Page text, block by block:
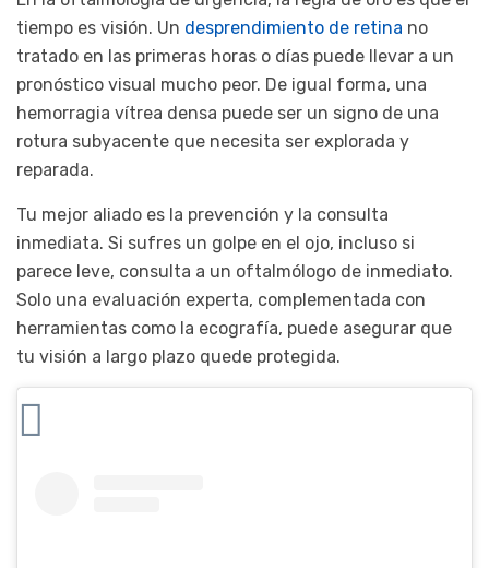
tiempo es visión. Un desprendimiento de retina no
tratado en las primeras horas o días puede llevar a un
pronóstico visual mucho peor. De igual forma, una
hemorragia vítrea densa puede ser un signo de una
rotura subyacente que necesita ser explorada y
reparada.
Tu mejor aliado es la prevención y la consulta
inmediata. Si sufres un golpe en el ojo, incluso si
parece leve, consulta a un oftalmólogo de inmediato.
Solo una evaluación experta, complementada con
herramientas como la ecografía, puede asegurar que
tu visión a largo plazo quede protegida.